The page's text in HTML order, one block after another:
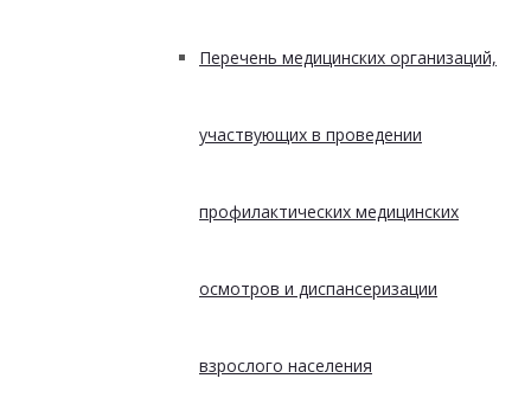
Перечень медицинских организаций,
участвующих в проведении
профилактических медицинских
осмотров и диспансеризации
взрослого населения